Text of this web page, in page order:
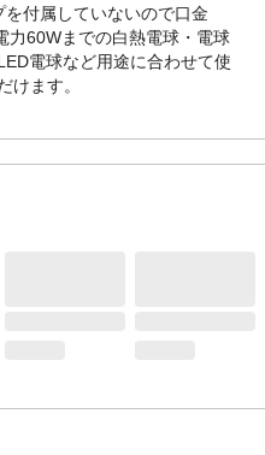
を付属していないので口金
力60Wまでの白熱電球・電球
電球など用途に合わせて使
けます。
を付属していないので口金
力60Wまでの白熱電球・電球